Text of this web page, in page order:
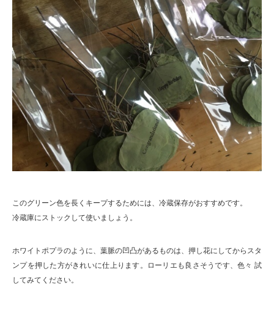
このグリーン色を長くキープするためには、冷蔵保存がおすすめです。
冷蔵庫にストックして使いましょう。
ホワイトポプラのように、葉脈の凹凸があるものは、押し花にしてからスタ
ンプを押した方がきれいに仕上ります。ローリエも良さそうです、色々 試
してみてください。